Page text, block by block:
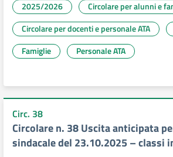
2025/2026
Circolare per alunni e
Circolare per docenti e personale ATA
Famiglie
Personale ATA
Circ. 38
Circolare n. 38 Uscita anticipata
sindacale del 23.10.2025 – classi